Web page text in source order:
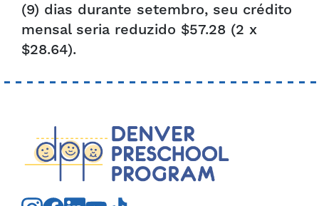
(9) dias durante setembro, seu crédito
mensal seria reduzido $57.28 (2 x
$28.64).